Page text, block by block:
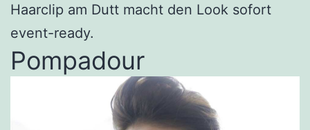
Haarclip am Dutt macht den Look sofort
event-ready.
Pompadour